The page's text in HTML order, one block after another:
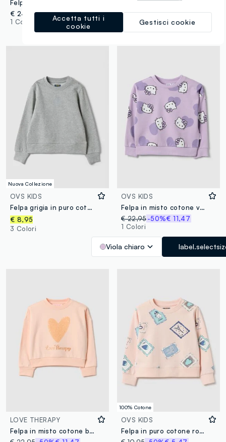
€ 24,95
1 Colori
€ 8,95
3 Colori
Nuova Collezione
OVS KIDS
Felpa grigia in puro cotone con girocollo e fiocco per bambina
€ 8,95
3 Colori
OVS KIDS
Felpa in misto cotone viola da bambina regular fit con stampa Hello Kitty
€ 22,95 -50%€ 11,47
1 Colori
Viola chiaro
LOVE THERAPY
Felpa in misto cotone beige regular fit con cuore per bambina
100% Cotone
OVS KIDS
Felpa in puro cotone rosa da bambina regular fit con stampa
Gestisci cookie
Accetta tutti i
cookie